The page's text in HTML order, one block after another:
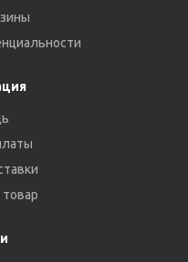
товар